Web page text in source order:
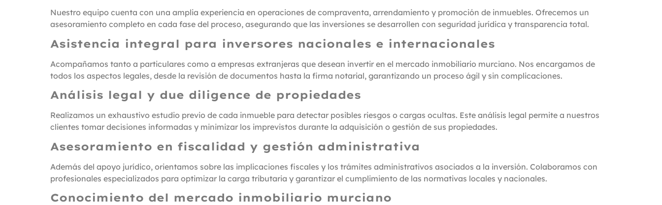
Nuestro equipo cuenta con una amplia experiencia en operaciones de compraventa, arrendamiento y promoción de inmuebles. Ofrecemos un
asesoramiento completo en cada fase del proceso, asegurando que las inversiones se desarrollen con seguridad jurídica y transparencia total.
Asistencia integral para inversores nacionales e internacionales
Acompañamos tanto a particulares como a empresas extranjeras que desean invertir en el mercado inmobiliario murciano. Nos encargamos de
todos los aspectos legales, desde la revisión de documentos hasta la firma notarial, garantizando un proceso ágil y sin complicaciones.
Análisis legal y due diligence de propiedades
Realizamos un exhaustivo estudio previo de cada inmueble para detectar posibles riesgos o cargas ocultas. Este análisis legal permite a nuestros
clientes tomar decisiones informadas y minimizar los imprevistos durante la adquisición o gestión de sus propiedades.
Asesoramiento en fiscalidad y gestión administrativa
Además del apoyo jurídico, orientamos sobre las implicaciones fiscales y los trámites administrativos asociados a la inversión. Colaboramos con
profesionales especializados para optimizar la carga tributaria y garantizar el cumplimiento de las normativas locales y nacionales.
Conocimiento del mercado inmobiliario murciano